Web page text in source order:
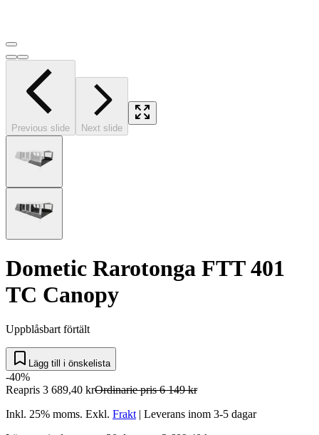
Previous slide Next slide
Dometic Rarotonga FTT 401
TC Canopy
Uppblåsbart förtält
Lägg till i önskelista
-40%
Reapris 3 689,40 krOrdinarie pris 6 149 kr
Inkl. 25% moms. Exkl. Frakt | Leverans inom 3-5 dagar